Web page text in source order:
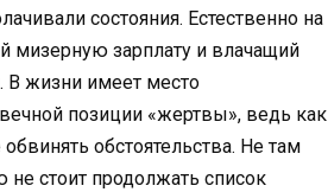
состояния. Естественно на
мизерную зарплату и влачащий
В жизни имеет место
позиции «жертвы», ведь как
обстоятельства. Не там
не стоит продолжать список